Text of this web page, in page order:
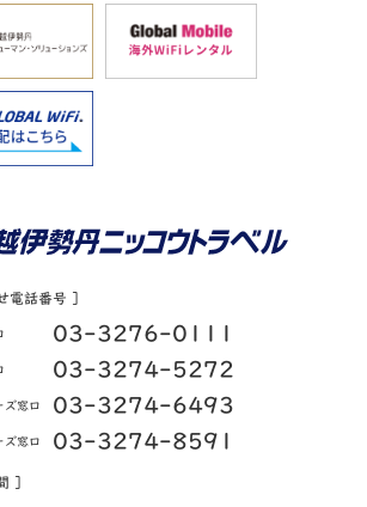
電話番号 ］
03-3276-0111
03-3274-5272
ズ窓口 03-3274-6493
ズ窓口 03-3274-8591
］